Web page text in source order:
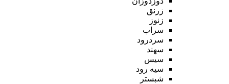
زرنق
زنوز
سراب
سردرود
سهند
سیس
سیه رود
شبستر